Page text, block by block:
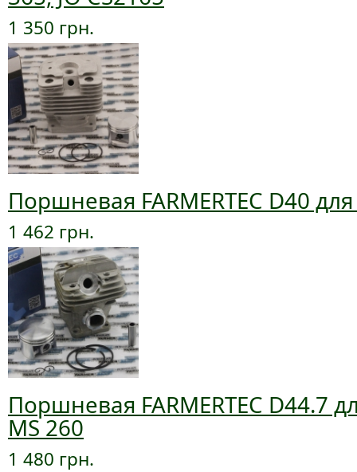
1 350 грн.
Поршневая FARMERTEC D40
1 462 грн.
Поршневая FARMERTEC D44.7
MS 260
1 480 грн.